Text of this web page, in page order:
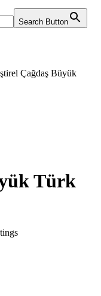
Search Button
Çağdaş Büyük
Türk